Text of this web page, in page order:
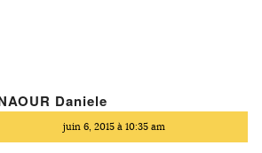
Daniele
juin 6, 2015 à 10:35 am